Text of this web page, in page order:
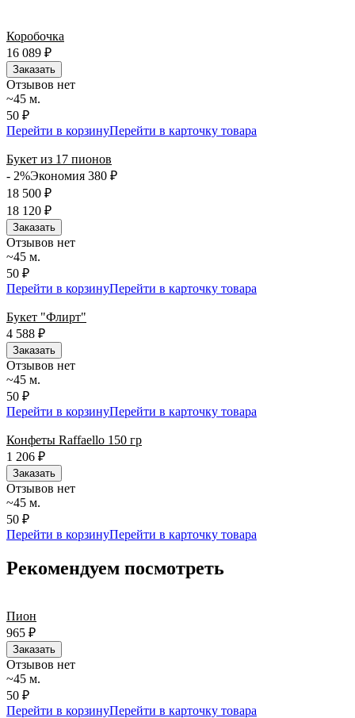
Коробочка
16 089 ₽
Заказать
Отзывов нет
~45 м.
50 ₽
Перейти в корзинуПерейти в карточку товара
Букет из 17 пионов
- 2%Экономия 380 ₽
18 500 ₽
18 120 ₽
Заказать
Отзывов нет
~45 м.
50 ₽
Перейти в корзинуПерейти в карточку товара
Букет "Флирт"
4 588 ₽
Заказать
Отзывов нет
~45 м.
50 ₽
Перейти в корзинуПерейти в карточку товара
Конфеты Raffaello 150 гр
1 206 ₽
Заказать
Отзывов нет
~45 м.
50 ₽
Перейти в корзинуПерейти в карточку товара
Рекомендуем посмотреть
Пион
965 ₽
Заказать
Отзывов нет
~45 м.
50 ₽
Перейти в корзинуПерейти в карточку товара